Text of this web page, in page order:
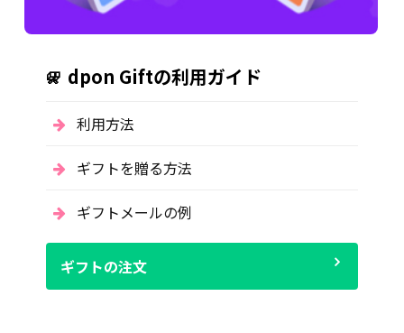
dpon Giftの利用ガイド
利用方法
ギフトを贈る方法
ギフトメールの例
ギフトの注文